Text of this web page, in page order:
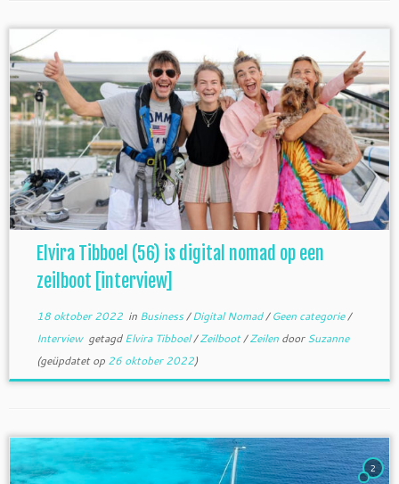
Elvira Tibboel (56) is digital nomad op een
zeilboot [interview]
18 oktober 2022in Business/Digital Nomad/Geen categorie/
Interview getagdElvira Tibboel/Zeilboot/Zeilen doorSuzanne
(geüpdatet op 26 oktober 2022)
2